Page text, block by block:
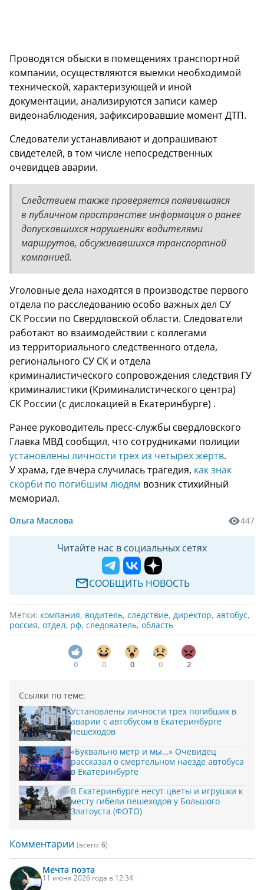
Проводятся обыски в помещениях транспортной
компании, осуществляются выемки необходимой
технической, характеризующей и иной
документации, анализируются записи камер
видеонаблюдения, зафиксировавшие момент ДТП.
Следователи устанавливают и допрашивают
свидетелей, в том числе непосредственных
очевидцев аварии.
Следствием также проверяется появившаяся
в публичном пространстве информация о ранее
допускавшихся нарушениях водителями
маршрутов, обсуживавшихся транспортной
компанией.
Уголовные дела находятся в производстве первого
отдела по расследованию особо важных дел СУ
СК России по Свердловской области. Следователи
работают во взаимодействии с коллегами
из территориального следственного отдела,
регионального СУ СК и отдела
криминалистического сопровождения следствия ГУ
криминалистики (Криминалистического центра)
СК России (с дислокацией в Екатеринбурге) .
Ранее руководитель пресс-службы свердловского
Главка МВД сообщил, что сотрудниками полиции
установлены личности трех из четырех жертв.
У храма, где вчера случилась трагедия, как знак
скорби по погибшим людям возник стихийный
мемориал.
Ольга Маслова 447
Читайте нас в социальных сетях
СООБЩИТЬ НОВОСТЬ
Метки: компания, водитель, следствие, директор, автобус,
россия, отдел, рф, следователь, область
0 0 0 0 2
Ссылки по теме:
Установлены личности трех погибших в
аварии с автобусом в Екатеринбурге
пешеходов
«Буквально метр и мы…» Очевидец
рассказал о смертельном наезде автобуса
в Екатеринбурге
В Екатеринбурге несут цветы и игрушки к
месту гибели пешеходов у Большого
Златоуста (ФОТО)
Комментарии (всего: 6)
Мечта поэта
11 июня 2026 года в 12:34